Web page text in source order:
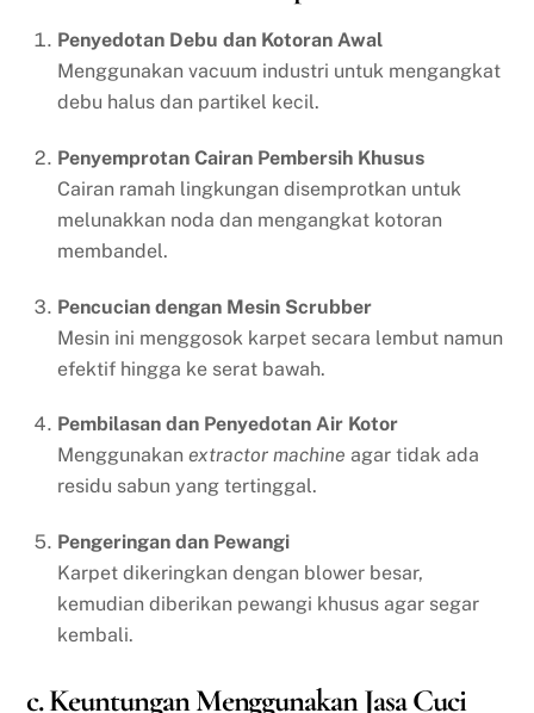
Penyedotan Debu dan Kotoran Awal
Menggunakan vacuum industri untuk mengangkat
debu halus dan partikel kecil.
Penyemprotan Cairan Pembersih Khusus
Cairan ramah lingkungan disemprotkan untuk
melunakkan noda dan mengangkat kotoran
membandel.
Pencucian dengan Mesin Scrubber
Mesin ini menggosok karpet secara lembut namun
efektif hingga ke serat bawah.
Pembilasan dan Penyedotan Air Kotor
Menggunakan extractor machine agar tidak ada
residu sabun yang tertinggal.
Pengeringan dan Pewangi
Karpet dikeringkan dengan blower besar,
kemudian diberikan pewangi khusus agar segar
kembali.
c. Keuntungan Menggunakan Jasa Cuci